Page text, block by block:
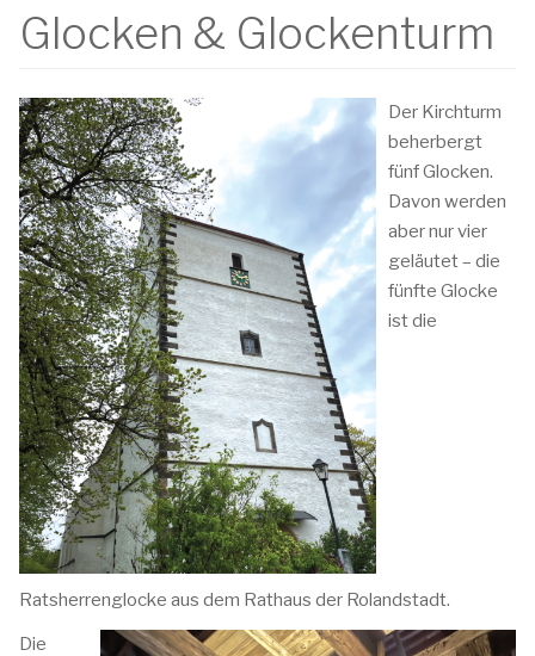
Glocken & Glockenturm
Der Kirchturm
beherbergt
fünf Glocken.
Davon werden
aber nur vier
geläutet – die
fünfte Glocke
ist die
Ratsherrenglocke aus dem Rathaus der Rolandstadt.
Die